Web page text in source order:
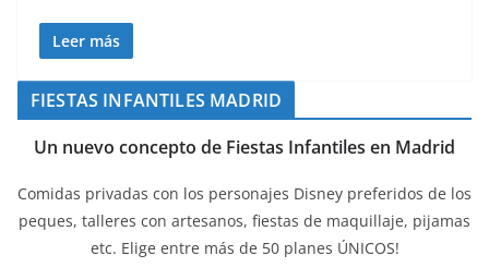
Leer más
FIESTAS INFANTILES MADRID
Un nuevo concepto de Fiestas Infantiles en Madrid
Comidas privadas con los personajes Disney preferidos de los
peques, talleres con artesanos, fiestas de maquillaje, pijamas
etc. Elige entre más de 50 planes ÚNICOS!